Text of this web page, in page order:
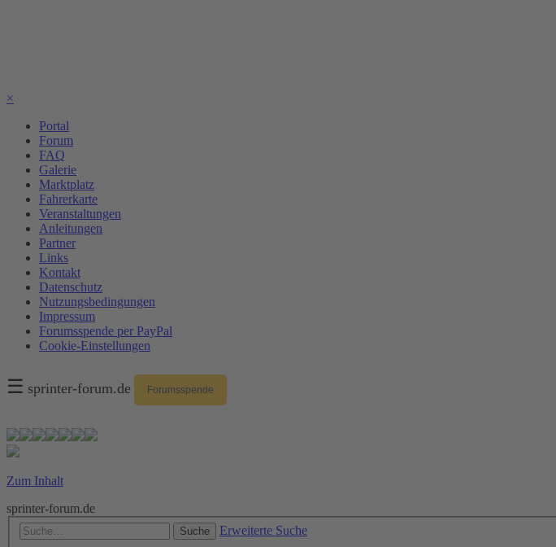
×
Portal
Forum
FAQ
Galerie
Marktplatz
Fahrerkarte
Veranstaltungen
Anleitungen
Partner
Links
Kontakt
Datenschutz
Nutzungsbedingungen
Impressum
Forumsspende per PayPal
Cookie-Einstellungen
☰ sprinter-forum.de Forumsspende
Zum Inhalt
sprinter-forum.de
Suche Erweiterte Suche